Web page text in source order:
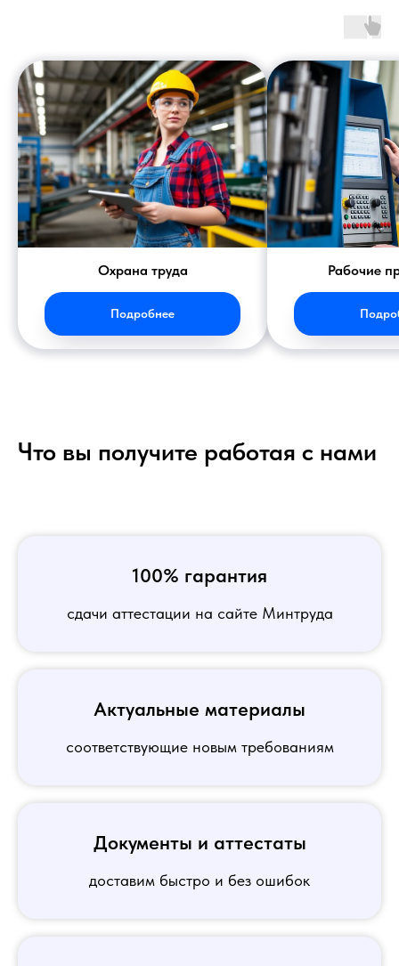
Охрана труда
Подробнее
Рабочие
Что вы получите работая с нами
100% гарантия
сдачи аттестации на сайте Минтруда
Актуальные материалы
соответствующие новым требованиям
Документы и аттестаты
доставим быстро и без ошибок